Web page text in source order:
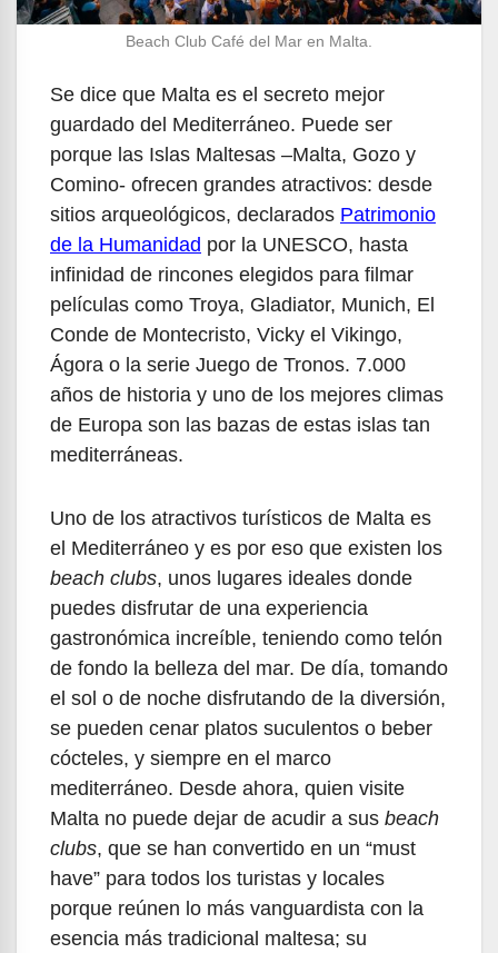
Beach Club Café del Mar en Malta.
Se dice que Malta es el secreto mejor
guardado del Mediterráneo. Puede ser
porque las Islas Maltesas –Malta, Gozo y
Comino- ofrecen grandes atractivos: desde
sitios arqueológicos, declarados Patrimonio
de la Humanidad por la UNESCO, hasta
infinidad de rincones elegidos para filmar
películas como Troya, Gladiator, Munich, El
Conde de Montecristo, Vicky el Vikingo,
Ágora o la serie Juego de Tronos. 7.000
años de historia y uno de los mejores climas
de Europa son las bazas de estas islas tan
mediterráneas.
Uno de los atractivos turísticos de Malta es
el Mediterráneo y es por eso que existen los
beach clubs, unos lugares ideales donde
puedes disfrutar de una experiencia
gastronómica increíble, teniendo como telón
de fondo la belleza del mar. De día, tomando
el sol o de noche disfrutando de la diversión,
se pueden cenar platos suculentos o beber
cócteles, y siempre en el marco
mediterráneo. Desde ahora, quien visite
Malta no puede dejar de acudir a sus beach
clubs, que se han convertido en un “must
have” para todos los turistas y locales
porque reúnen lo más vanguardista con la
esencia más tradicional maltesa; su